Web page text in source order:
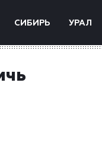
СИБИРЬ УРАЛ